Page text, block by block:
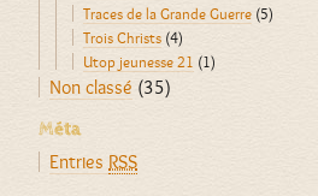
Traces de la Grande Guerre (5)
Trois Christs (4)
Utop jeunesse 21 (1)
Non classé (35)
Méta
Entries RSS